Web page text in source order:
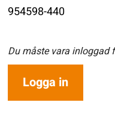
954598-440
Du måste vara inloggad
Logga in